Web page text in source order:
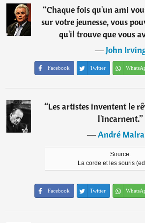
“Chaque fois qu'un ami
sur votre jeunesse, vous
qu'il trouve que vous
―John
Facebook Twitter
“Les artistes inventent le
l'incarnent.”
―André
Source:
La corde et les souris
Facebook Twitter